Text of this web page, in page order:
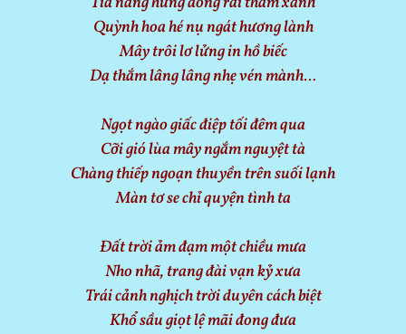
Quỳnh hoa hé nụ ngát hương lành
Mây trôi lơ lửng in hồ biếc
Dạ thắm lâng lâng nhẹ vén mành…
Ngọt ngào giấc điệp tối đêm qua
Cỡi gió lùa mây ngắm nguyệt tà
Chàng thiếp ngoạn thuyền trên suối lạnh
Màn tơ se chỉ quyện tình ta
Đất trời ảm đạm một chiều mưa
Nho nhã, trang đài vạn kỷ xưa
Trái cảnh nghịch trời duyên cách biệt
Khổ sầu giọt lệ mãi đong đưa